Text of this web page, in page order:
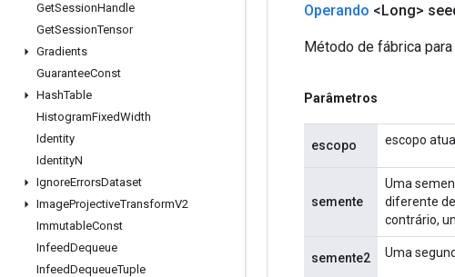
GetSessionHandle
GetSessionTensor
Gradients
GuaranteeConst
HashTable
HistogramFixedWidth
Identity
IdentityN
IgnoreErrorsDataset
ImageProjectiveTransformV2
ImmutableConst
InfeedDequeue
InfeedDequeueTuple
Operando <Long>
Método de fábrica
Parâmetros
escopo escopo atual
semente
Uma
diferente
contrário,
semente2 Uma